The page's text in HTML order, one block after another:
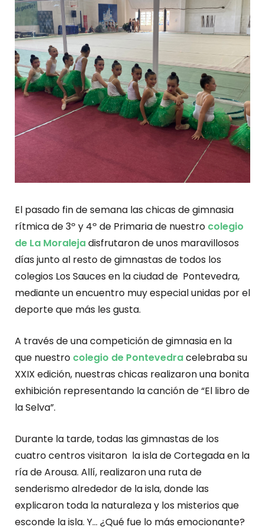
El pasado fin de semana las chicas de gimnasia
rítmica de 3º y 4º de Primaria de nuestro colegio
de La Moralejadisfrutaron de unos maravillosos
días junto al resto de gimnastas de todos los
colegios Los Sauces en la ciudad de Pontevedra,
mediante un encuentro muy especial unidas por el
deporte que más les gusta.
A través de una competición de gimnasia en la
que nuestro colegio de Pontevedracelebraba su
XXIX edición, nuestras chicas realizaron una bonita
exhibición representando la canción de “El libro de
la Selva”.
Durante la tarde, todas las gimnastas de los
cuatro centros visitaron la isla de Cortegada en la
ría de Arousa. Allí, realizaron una ruta de
senderismo alrededor de la isla, donde las
explicaron toda la naturaleza y los misterios que
esconde la isla. Y… ¿Qué fue lo más emocionante?